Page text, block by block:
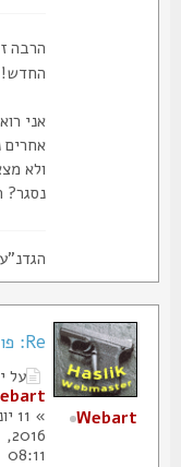
הרבה זמן
החדש!
אני רואה
אחרים
ולא
נסגר?
הגדנ"ע
Re: פורום ירי אולימפי
על ידי
Webart
» 11 יוני
2016,
08:11
Webart